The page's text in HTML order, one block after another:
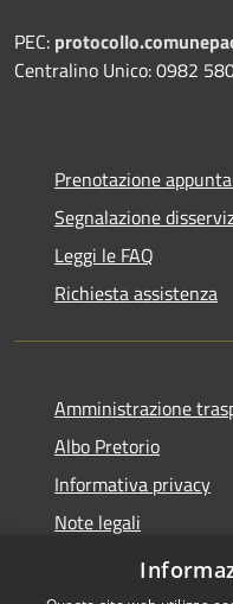
PEC:
Centralino Unico: 0982
Prenotazione
Segnalazione
Leggi le FAQ
Richiesta assistenza
Amministrazione
Albo Pretorio
Informativa privacy
Note legali
Dichiarazione di